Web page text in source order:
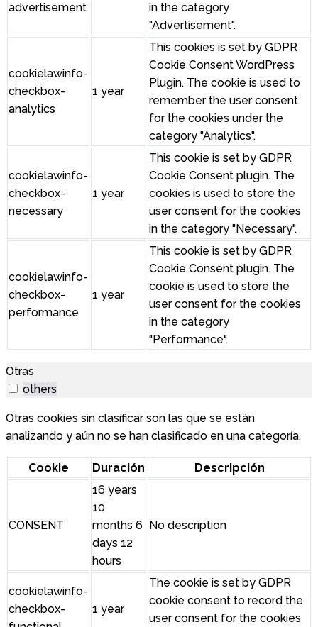
advertisement
in the category
"Advertisement".
cookielawinfo-
checkbox-
analytics
1 year
This cookies is set by GDPR
Cookie Consent WordPress
Plugin. The cookie is used to
remember the user consent
for the cookies under the
category "Analytics".
cookielawinfo-
checkbox-
necessary
1 year
This cookie is set by GDPR
Cookie Consent plugin. The
cookies is used to store the
user consent for the cookies
in the category "Necessary".
cookielawinfo-
checkbox-
performance
1 year
This cookie is set by GDPR
Cookie Consent plugin. The
cookie is used to store the
user consent for the cookies
in the category
"Performance".
Otras
others
Otras cookies sin clasificar son las que se están
analizando y aún no se han clasificado en una categoría.
Cookie Duración Descripción
CONSENT
16 years
10
months 6
days 12
hours
No description
cookielawinfo-
checkbox-
1 year
The cookie is set by GDPR
cookie consent to record the
user consent for the cookies